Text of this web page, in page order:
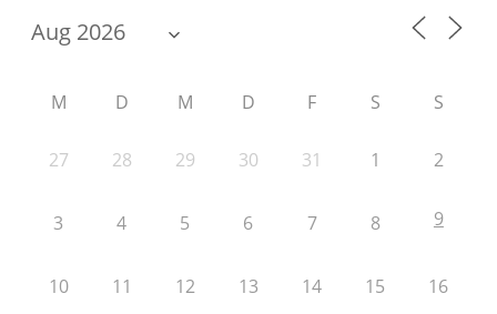
M D M D F S S
27 28 29 30 31 1 2
3 4 5 6 7 8 9
10 11 12 13 14 15 16